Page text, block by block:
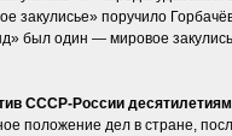
закулисье» поручило
был один — мировое
СССР-России
положение дел в стране,